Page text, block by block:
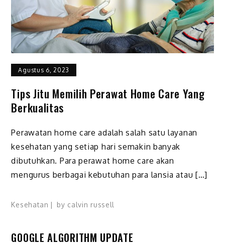
Agustus 6, 2023
Tips Jitu Memilih Perawat Home Care Yang
Berkualitas
Perawatan home care adalah salah satu layanan
kesehatan yang setiap hari semakin banyak
dibutuhkan. Para perawat home care akan
mengurus berbagai kebutuhan para lansia atau […]
Kesehatan by calvin russell
GOOGLE ALGORITHM UPDATE